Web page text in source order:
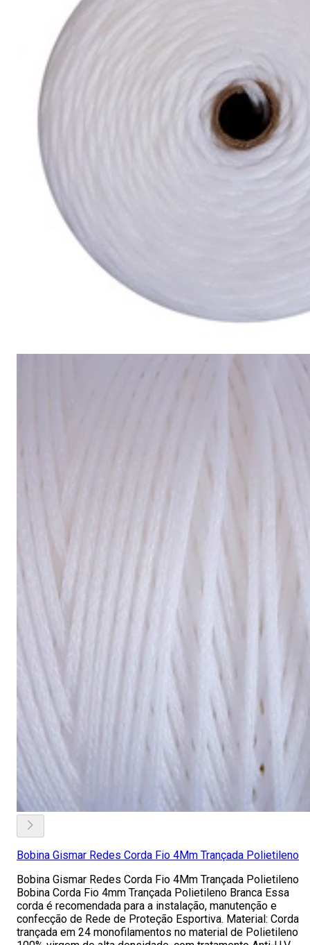
Bobina Gismar Redes Corda Fio 4Mm Trançada Polietileno
Bobina Gismar Redes Corda Fio 4Mm Trançada Polietileno
Bobina Corda Fio 4mm Trançada Polietileno Branca Essa
corda é recomendada para a instalação, manutenção e
confecção de Rede de Proteção Esportiva. Material: Corda
trançada em 24 monofilamentos no material de Polietileno